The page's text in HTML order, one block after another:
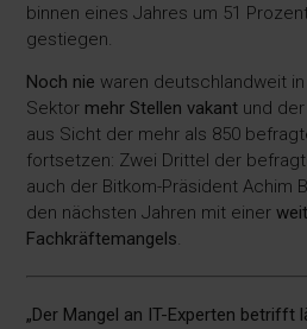
binnen eines Jahres um 51
gestiegen.
Noch nie waren deutschlandweit
Sektor mehr Stellen vakant und
aus Sicht der mehr als 850
fortsetzen: Zwei Drittel der
auch der Bitkom-Präsident Achim
den nächsten Jahren mit einer
Fachkräftemangels.
„Der Mangel an IT-Experten betrifft